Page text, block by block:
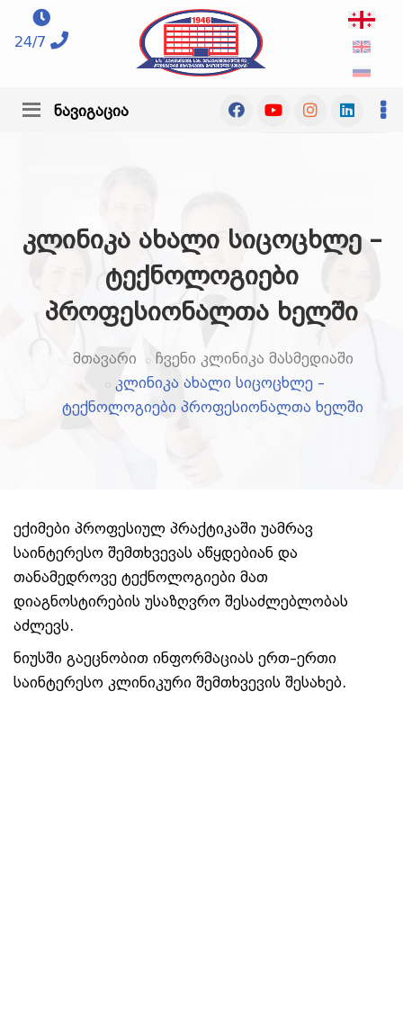
24/7
ნავიგაცია
კლინიკა ახალი სიცოცხლე –
ტექნოლოგიები
პროფესიონალთა ხელში
მთავარი
ჩვენი კლინიკა მასმედიაში
კლინიკა ახალი სიცოცხლე –
ტექნოლოგიები პროფესიონალთა ხელში
ექიმები პროფესიულ პრაქტიკაში უამრავ
საინტერესო შემთხვევას აწყდებიან და
თანამედროვე ტექნოლოგიები მათ
დიაგნოსტირების უსაზღვრო შესაძლებლობას
აძლევს.
ნიუსში გაეცნობით ინფორმაციას ერთ–ერთი
საინტერესო კლინიკური შემთხვევის შესახებ.